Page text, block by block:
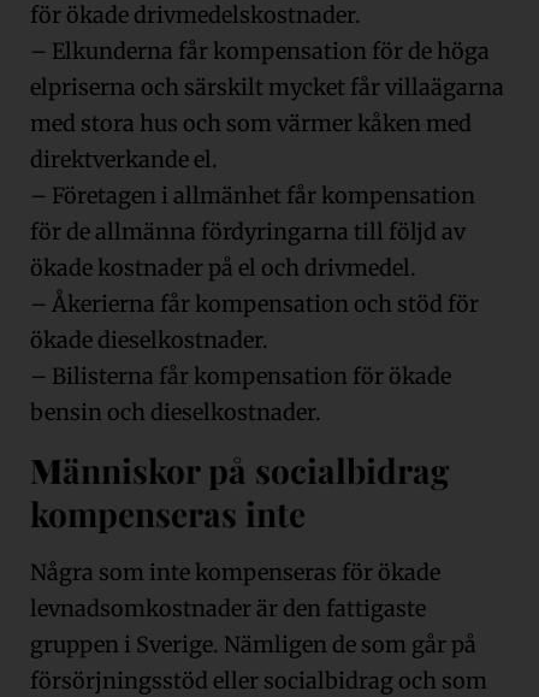
för ökade drivmedelskostnader.
– Elkunderna får kompensation för de höga
elpriserna och särskilt mycket får villaägarna
med stora hus och som värmer kåken med
direktverkande el.
– Företagen i allmänhet får kompensation
för de allmänna fördyringarna till följd av
ökade kostnader på el och drivmedel.
– Åkerierna får kompensation och stöd för
ökade dieselkostnader.
– Bilisterna får kompensation för ökade
bensin och dieselkostnader.
Människor på socialbidrag
kompenseras inte
Några som inte kompenseras för ökade
levnadsomkostnader är den fattigaste
gruppen i Sverige. Nämligen de som går på
försörjningsstöd eller socialbidrag och som